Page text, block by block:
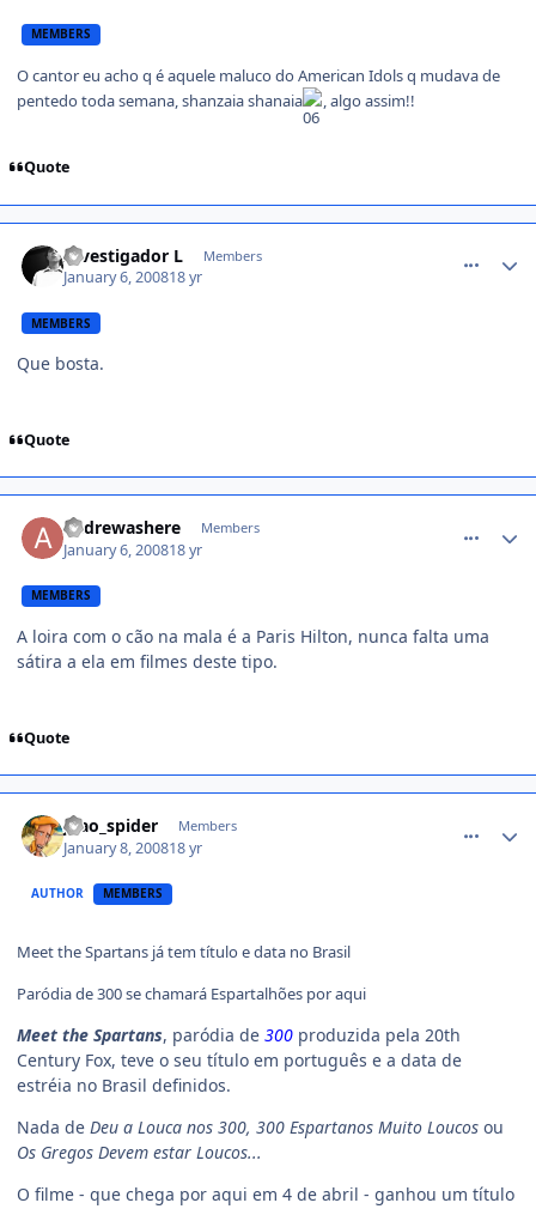
MEMBERS
O cantor eu acho q é aquele maluco do American Idols q mudava de
pentedo toda semana, shanzaia shanaia
, algo assim!!
Quote
Investigador L Members
January 6, 200818 yr
MEMBERS
Que bosta.
Quote
andrewashere Members
January 6, 200818 yr
MEMBERS
A loira com o cão na mala é a Paris Hilton, nunca falta uma
sátira a ela em filmes deste tipo.
Quote
joao_spider Members
January 8, 200818 yr
AUTHOR MEMBERS
Meet the Spartans já tem título e data no Brasil
Paródia de 300 se chamará Espartalhões por aqui
Meet the Spartans, paródia de 300 produzida pela 20th
Century Fox, teve o seu título em português e a data de
estréia no Brasil definidos.
Nada de Deu a Louca nos 300, 300 Espartanos Muito Loucos ou
Os Gregos Devem estar Loucos...
O filme - que chega por aqui em 4 de abril - ganhou um título